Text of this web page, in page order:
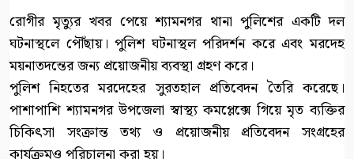
রোগীর মৃত্যুর খবর পেয়ে শ্যামনগর থানা পুলিশের একটি দল
ঘটনাস্থলে পৌঁছায়। পুলিশ ঘটনাস্থল পরিদর্শন করে এবং মরদেহ
ময়নাতদন্তের জন্য প্রয়োজনীয় ব্যবস্থা গ্রহণ করে।
পুলিশ নিহতের মরদেহের সুরতহাল প্রতিবেদন তৈরি করেছে।
পাশাপাশি শ্যামনগর উপজেলা স্বাস্থ্য কমপ্লেক্সে গিয়ে মৃত ব্যক্তির
চিকিৎসা সংক্রান্ত তথ্য ও প্রয়োজনীয় প্রতিবেদন সংগ্রহের